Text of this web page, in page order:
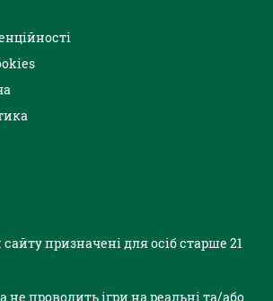
призначені для осіб старше 21
не проводить ігри на реальні та/або